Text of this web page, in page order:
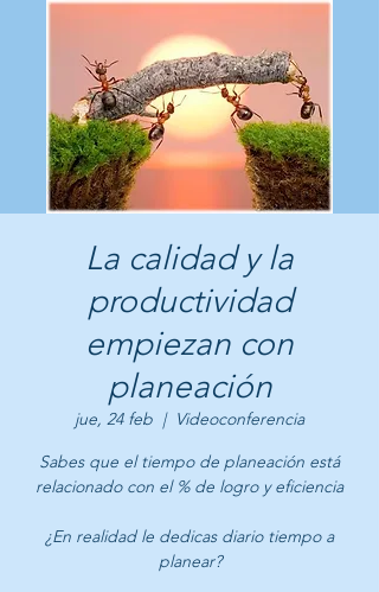
La calidad y la
productividad
empiezan con
planeación
jue, 24 feb
  |
Videoconferencia
Sabes que el tiempo de planeación está
relacionado con el % de logro y eficiencia
¿En realidad le dedicas diario tiempo a
planear?